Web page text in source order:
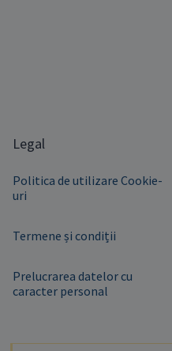
Legal
Politica de utilizare Cookie-
uri
Termene și condiții
Prelucrarea datelor cu
caracter personal